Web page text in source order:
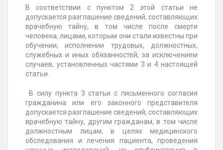
В соответствии с пунктом 2 этой статьи не
допускается разглашение сведений, составляющих
врачебную тайну, в том числе после смерти
человека, лицами, которым они стали известны при
обучении, исполнении трудовых, должностных,
служебных и иных обязанностей, за исключением
случаев, установленных частями 3 и 4 настоящей
статьи.
В силу пункта 3 статьи с письменного согласия
гражданина или его законного представителя
допускается разглашение сведений, составляющих
врачебную тайну, другим гражданам, в том числе
должностным лицам, в целях медицинского
обследования и лечения пациента, проведения